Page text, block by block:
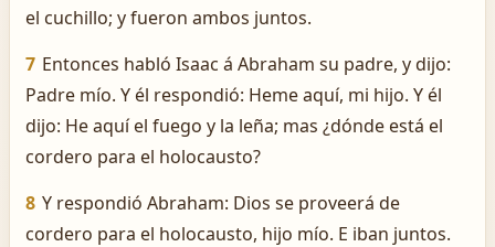
el cuchillo; y fueron ambos juntos.
7 Entonces habló Isaac á Abraham su padre, y dijo:
Padre mío. Y él respondió: Heme aquí, mi hijo. Y él
dijo: He aquí el fuego y la leña; mas ¿dónde está el
cordero para el holocausto?
8 Y respondió Abraham: Dios se proveerá de
cordero para el holocausto, hijo mío. E iban juntos.